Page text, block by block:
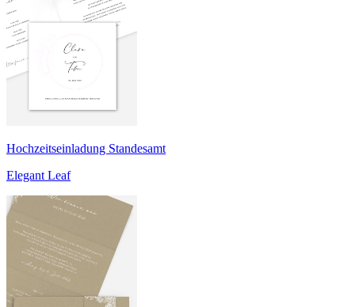
Hochzeitseinladung Standesamt
Elegant Leaf